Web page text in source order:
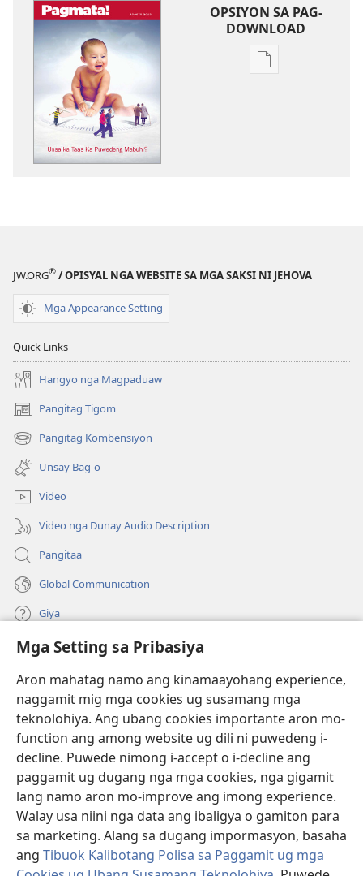
Mga Setting sa Pribasiya
Aron mahatag namo ang kinamaayohang experience,
naggamit mig mga cookies ug susamang mga
teknolohiya. Ang ubang cookies importante aron mo-
function ang among website ug dili ni puwedeng i-
decline. Puwede nimong i-accept o i-decline ang
paggamit ug dugang nga mga cookies, nga gigamit
lang namo aron mo-improve ang imong experience.
Walay usa niini nga data ang ibaligya o gamiton para
sa marketing. Alang sa dugang impormasyon, basaha
ang Tibuok Kalibotang Polisa sa Paggamit ug mga
OPSIYON SA PAG-
DOWNLOAD
Opsiyon
Puwedeng
JW.ORG® / OPISYAL NGA WEBSITE SA MGA SAKSI NI JEHOVA
Mga Appearance Setting
Quick Links
Hangyo nga Magpaduaw
Pangitag Tigom
(mo-
open
ug
bag-
ong
window)
Pangitag Kombensiyon
(mo-
open
ug
bag-
ong
window)
Unsay Bag-o
Video
Video nga Dunay Audio Description
Pangitaa
Global Communication
Giya
Donasyon
(mo-
open
bag-
ong
window)
Watchtower ONLINE NGA LIBRARYA
(mo-
open
ug
bag-
window)
JW Hub
(mo-
open
ug
bag-
ong
window)
JW Library
Watchtower Library